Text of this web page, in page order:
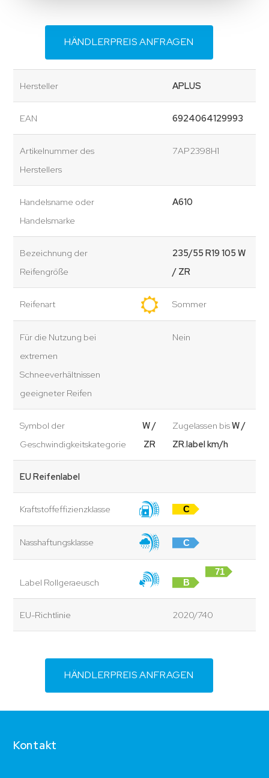
HÄNDLERPREIS ANFRAGEN
Hersteller APLUS
EAN 6924064129993
Artikelnummer des
Herstellers
7AP2398H1
Handelsname oder
Handelsmarke
A610
Bezeichnung der
Reifengröße
235/55 R19 105 W
/ ZR
Reifenart Sommer
Für die Nutzung bei
extremen
Schneeverhältnissen
geeigneter Reifen
Nein
Symbol der
Geschwindigkeitskategorie
W /
ZR
Zugelassen bisW /
ZR.label km/h
EU Reifenlabel
Kraftstoffeffizienzklasse C
Nasshaftungsklasse C
Label Rollgeraeusch B
71
EU-Richtlinie 2020/740
HÄNDLERPREIS ANFRAGEN
Kontakt